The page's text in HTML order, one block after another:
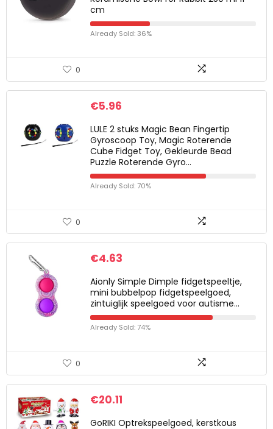
cm
Already Sold: 36%
0
€5.96
LULE 2 stuks Magic Bean Fingertip
Gyroscoop Toy, Magic Roterende
Cube Fidget Toy, Gekleurde Bead
Puzzle Roterende Gyro…
Already Sold: 70%
0
€4.63
Aionly Simple Dimple fidgetspeeltje,
mini bubbelpop fidgetspeelgoed,
zintuiglijk speelgoed voor autisme…
Already Sold: 74%
0
€20.11
GoRIKI Optrekspeelgoed, kerstkous